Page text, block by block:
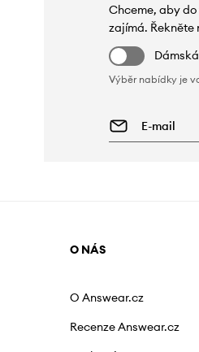
Chceme, aby
zajímá. Řekněte
Výběr nabídky je
O NÁS
O Answear.cz
Recenze Answear.cz